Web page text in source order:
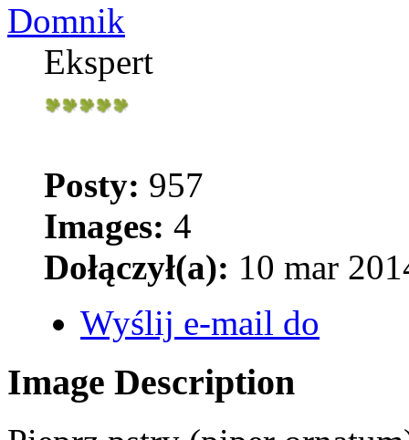
Domnik
Ekspert
Posty: 957
Images: 4
Dołączył(a): 10 mar
Wyślij e-mail do
Image Description